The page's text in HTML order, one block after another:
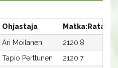
Ohjastaja Matka:Rata
Ari Moilanen 2120:8
Tapio Perttunen 2120:7